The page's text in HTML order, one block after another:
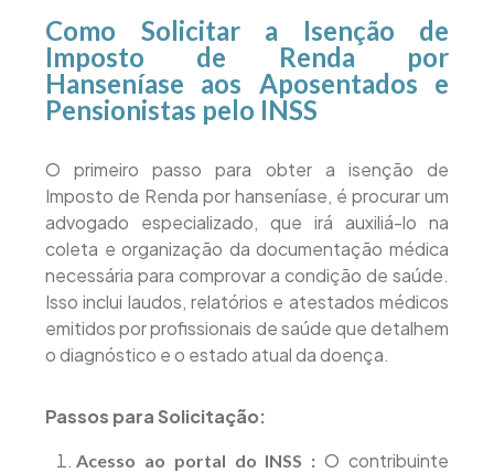
Como Solicitar a Isenção de
Imposto de Renda por
Hanseníase aos Aposentados e
Pensionistas pelo INSS
O primeiro passo para obter a isenção de
Imposto de Renda por hanseníase, é procurar um
advogado especializado, que irá auxiliá-lo na
coleta e organização da documentação médica
necessária para comprovar a condição de saúde.
Isso inclui laudos, relatórios e atestados médicos
emitidos por profissionais de saúde que detalhem
o diagnóstico e o estado atual da doença.
Passos para Solicitação:
Acesso ao portal do INSS : O contribuinte